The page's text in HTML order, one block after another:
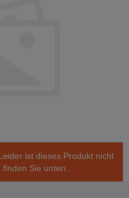
ist dieses Produkt nicht
Sie unten.